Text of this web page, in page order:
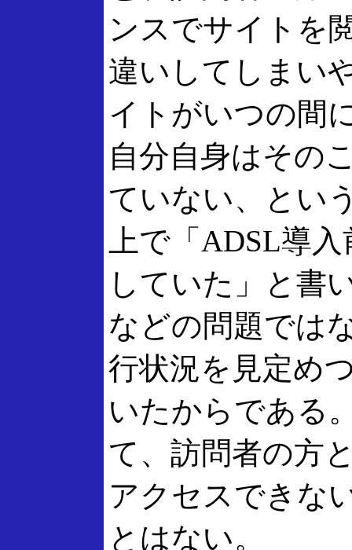
ンスでサイトを
違いしてしまい
イトがいつの間
自分自身はその
ていない、とい
上で「ADSL導
していた」と書
などの問題では
行状況を見定め
いたからである
て、訪問者の方
アクセスできな
とはない。